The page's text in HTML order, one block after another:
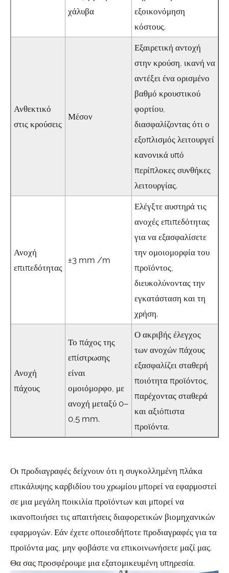
χάλυβα
εξοικονόμηση
κόστους.
Ανθεκτικό
στις κρούσεις
Μέσον
Εξαιρετική αντοχή
στην κρούση, ικανή να
αντέξει ένα ορισμένο
βαθμό κρουστικού
φορτίου,
διασφαλίζοντας ότι ο
εξοπλισμός λειτουργεί
κανονικά υπό
περίπλοκες συνθήκες
λειτουργίας.
Ανοχή
επιπεδότητας
±3 mm /m
Ελέγξτε αυστηρά τις
ανοχές επιπεδότητας
για να εξασφαλίσετε
την ομοιομορφία του
προϊόντος,
διευκολύνοντας την
εγκατάσταση και τη
χρήση.
Ανοχή
πάχους
Το πάχος της
επίστρωσης
είναι
ομοιόμορφο, με
ανοχή μεταξύ 0–
0,5 mm.
Ο ακριβής έλεγχος
των ανοχών πάχους
εξασφαλίζει σταθερή
ποιότητα προϊόντος,
παρέχοντας σταθερά
και αξιόπιστα
προϊόντα.
Οι προδιαγραφές δείχνουν ότι η συγκολλημένη πλάκα
επικάλυψης καρβιδίου του χρωμίου μπορεί να εφαρμοστεί
σε μια μεγάλη ποικιλία προϊόντων και μπορεί να
ικανοποιήσει τις απαιτήσεις διαφορετικών βιομηχανικών
εφαρμογών. Εάν έχετε οποιεσδήποτε προδιαγραφές για τα
προϊόντα μας, μην φοβάστε να επικοινωνήσετε μαζί μας.
Θα σας προσφέρουμε μια εξατομικευμένη υπηρεσία.